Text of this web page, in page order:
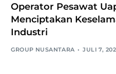
Operator Pesawat
Menciptakan
Industri
GROUP NUSANTARA JULI 7,